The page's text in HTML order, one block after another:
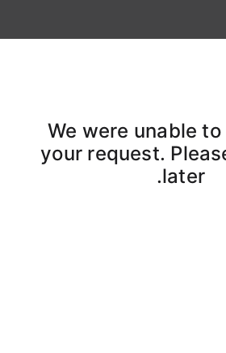
We were unable
your request.
later.